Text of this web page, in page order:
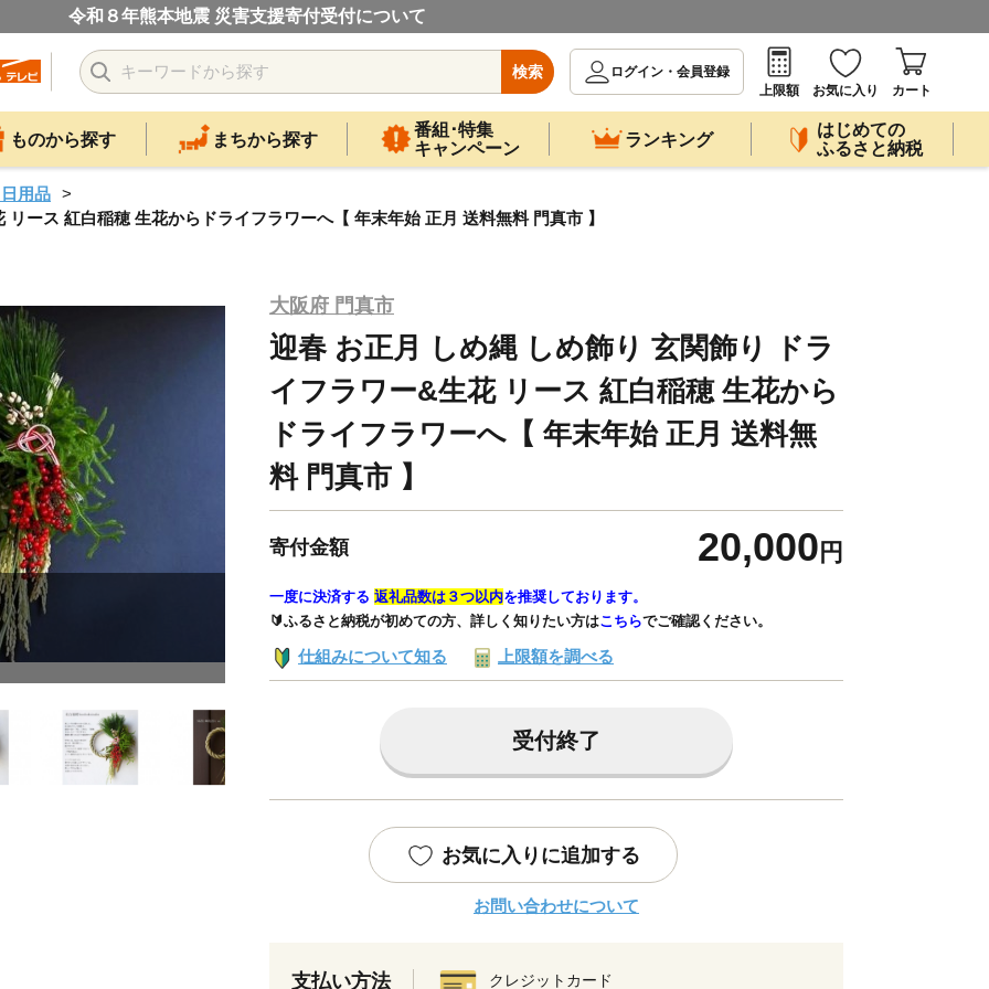
令和８年熊本地震 災害支援寄付受付について
検索
ログイン・会員登録
上限額
お気に入り カート
ものから探す まちから探す
番組･特集
キャンペーン
ランキング
はじめての
ふるさと納税
用品
ース 紅白稲穂 生花からドライフラワーへ【 年末年始 正月 送料無料 門真市 】
大阪府 門真市
迎春 お正月 しめ縄 しめ飾り 玄関飾り ドラ
イフラワー&生花 リース 紅白稲穂 生花から
ドライフラワーへ【 年末年始 正月 送料無
料 門真市 】
寄付金額 20,000 円
一度に決済する 返礼品数は３つ以内を推奨しております。
🔰ふるさと納税が初めての方、詳しく知りたい方はこちらでご確認ください。
仕組みについて知る 上限額を調べる
受付終了
お気に入りに追加する
お問い合わせについて
支払い方法 クレジットカード